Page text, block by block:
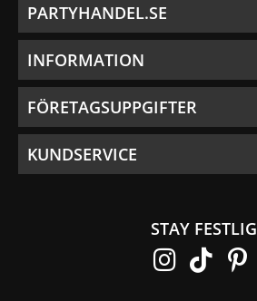
PARTYHANDEL.SE
INFORMATION
FÖRETAGSUPPGIFTER
KUNDSERVICE
STAY FESTLIG